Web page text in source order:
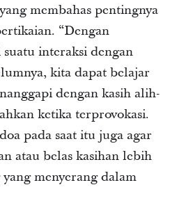
membahas pentingnya
“Dengan
interaksi dengan
kita dapat belajar
dengan kasih alih-
ketika terprovokasi.
pada saat itu juga agar
atau belas kasihan lebih
yang menyerang dalam